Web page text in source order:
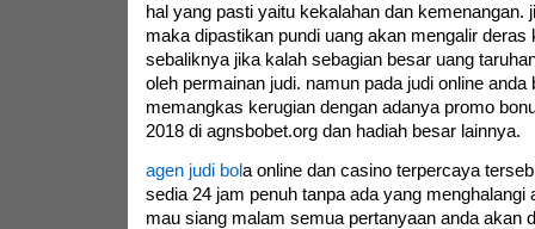
hal yang pasti yaitu kekalahan dan kemenangan.
maka dipastikan pundi uang akan mengalir deras
sebaliknya jika kalah sebagian besar uang
oleh permainan judi. namun pada judi online anda
memangkas kerugian dengan adanya promo
2018 di agnsbobet.org dan hadiah besar lainnya.
agen judi bola online dan casino terpercaya
sedia 24 jam penuh tanpa ada yang menghalangi
mau siang malam semua pertanyaan anda akan